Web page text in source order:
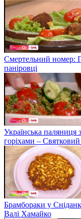
Смертельний номер:
паніровці
Українська паляниця
горіхами – Святковий
Брамбораки у
Валі Хамайко